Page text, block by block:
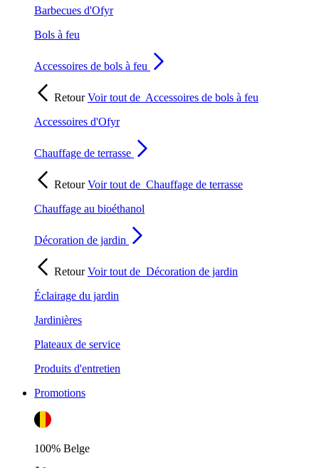
Barbecues d'Ofyr
Bols à feu
Accessoires de bols à feu
RetourVoir tout de Accessoires de bols à feu
Accessoires d'Ofyr
Chauffage de terrasse
RetourVoir tout de Chauffage de terrasse
Chauffage au bioéthanol
Décoration de jardin
RetourVoir tout de Décoration de jardin
Éclairage du jardin
Jardinières
Plateaux de service
Produits d'entretien
Promotions
100% Belge